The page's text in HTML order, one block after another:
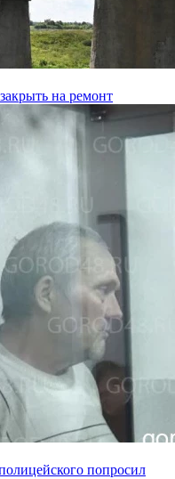
на ремонт
попросил